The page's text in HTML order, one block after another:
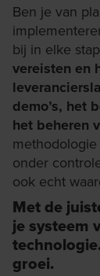
Ben je van
bij in elke
vereisten en
demo’s, het
het beheren
methodologie
onder
ook echt
Met de
je systeem
groei.